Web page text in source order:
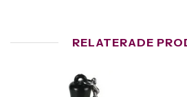
RELATERADE